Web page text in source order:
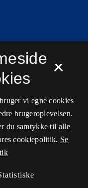
×
vi egne cookies
brugeroplevelsen.
du samtykke til alle
cookiepolitik. Se